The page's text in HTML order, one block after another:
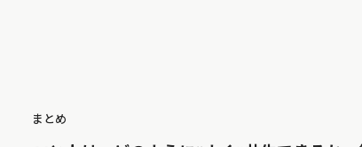
まとめ